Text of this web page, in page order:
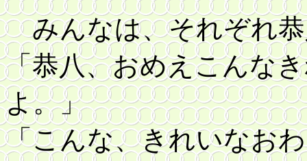
みんなは、それぞれ恭
「恭八、おめえこんな
よ。」
「こんな、きれいなお